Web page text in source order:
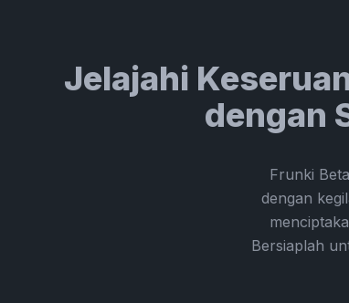
Jelajahi
dengan
Frunki
dengan
Bersiaplah